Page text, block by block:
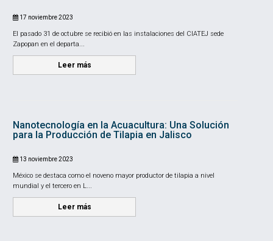
17 noviembre 2023
El pasado 31 de octubre se recibió en las instalaciones del CIATEJ sede
Zapopan en el departa...
Leer más
Nanotecnología en la Acuacultura: Una Solución
para la Producción de Tilapia en Jalisco
13 noviembre 2023
México se destaca como el noveno mayor productor de tilapia a nivel
mundial y el tercero en L...
Leer más